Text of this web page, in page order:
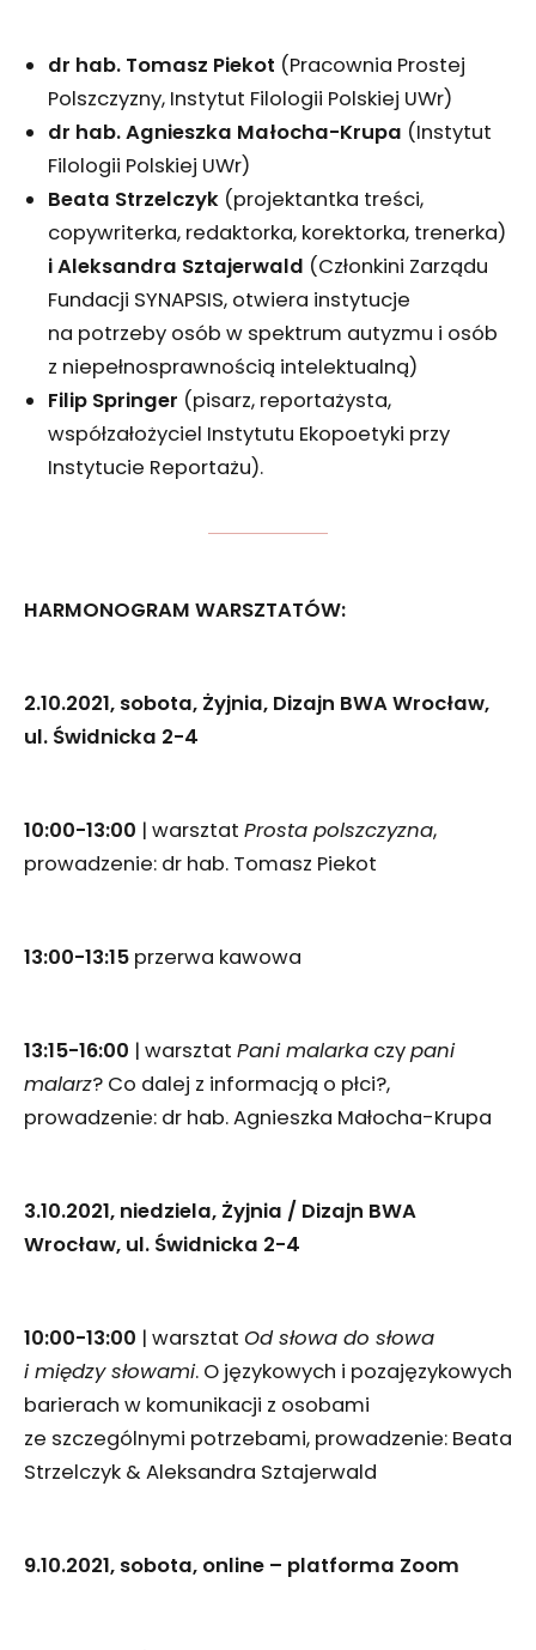
dr hab. Tomasz Piekot (Pracownia Prostej
Polszczyzny, Instytut Filologii Polskiej UWr)
dr hab. Agnieszka Małocha-Krupa (Instytut
Filologii Polskiej UWr)
Beata Strzelczyk (projektantka treści,
copywriterka, redaktorka, korektorka, trenerka)
i Aleksandra Sztajerwald (Członkini Zarządu
Fundacji SYNAPSIS, otwiera instytucje
na potrzeby osób w spektrum autyzmu i osób
z niepełnosprawnością intelektualną)
Filip Springer (pisarz, reportażysta,
współzałożyciel Instytutu Ekopoetyki przy
Instytucie Reportażu).
HARMONOGRAM WARSZTATÓW:
2.10.2021, sobota, Żyjnia, Dizajn BWA Wrocław,
ul. Świdnicka 2-4
10:00-13:00 | warsztat Prosta polszczyzna,
prowadzenie: dr hab. Tomasz Piekot
13:00-13:15 przerwa kawowa
13:15-16:00 | warsztat Pani malarka czypani
malarz? Co dalej z informacją o płci?,
prowadzenie: dr hab. Agnieszka Małocha-Krupa
3.10.2021, niedziela, Żyjnia / Dizajn BWA
Wrocław, ul. Świdnicka 2-4
10:00-13:00 | warsztat Od słowa do słowa
i między słowami. O językowych i pozajęzykowych
barierach w komunikacji z osobami
ze szczególnymi potrzebami, prowadzenie: Beata
Strzelczyk & Aleksandra Sztajerwald
9.10.2021, sobota, online – platforma Zoom